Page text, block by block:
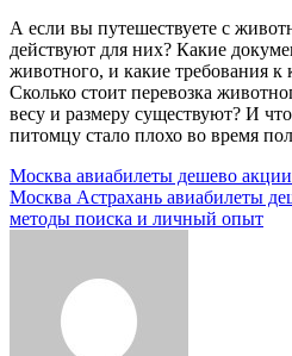
А если вы путешествуете с
действуют для них? Какие
животного, и какие требования к
Сколько стоит перевозка
весу и размеру существуют? И
питомцу стало плохо во время
Навигация
по
Москва авиабилеты дешево
Москва Астрахань авиабилеты
методы поиска и личный опыт